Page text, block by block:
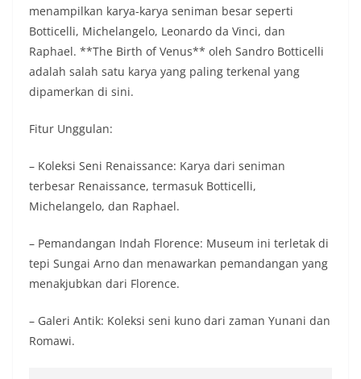
menampilkan karya-karya seniman besar seperti
Botticelli, Michelangelo, Leonardo da Vinci, dan
Raphael. **The Birth of Venus** oleh Sandro Botticelli
adalah salah satu karya yang paling terkenal yang
dipamerkan di sini.
Fitur Unggulan:
– Koleksi Seni Renaissance: Karya dari seniman
terbesar Renaissance, termasuk Botticelli,
Michelangelo, dan Raphael.
– Pemandangan Indah Florence: Museum ini terletak di
tepi Sungai Arno dan menawarkan pemandangan yang
menakjubkan dari Florence.
– Galeri Antik: Koleksi seni kuno dari zaman Yunani dan
Romawi.